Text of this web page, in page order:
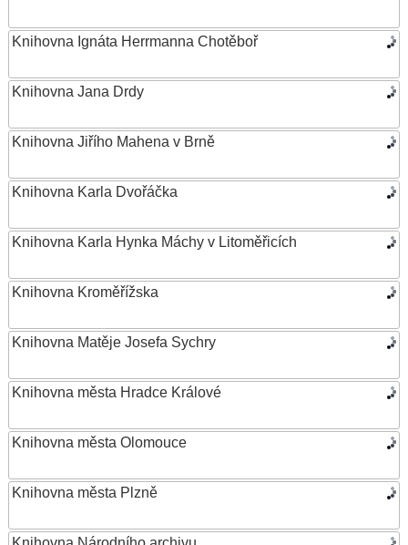
Knihovna Ignáta Herrmanna Chotěboř
Knihovna Jana Drdy
Knihovna Jiřího Mahena v Brně
Knihovna Karla Dvořáčka
Knihovna Karla Hynka Máchy v Litoměřicích
Knihovna Kroměřížska
Knihovna Matěje Josefa Sychry
Knihovna města Hradce Králové
Knihovna města Olomouce
Knihovna města Plzně